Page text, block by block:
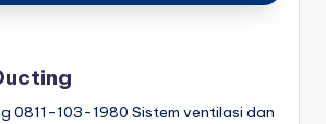
0811-103-1980 Sistem ventilasi dan